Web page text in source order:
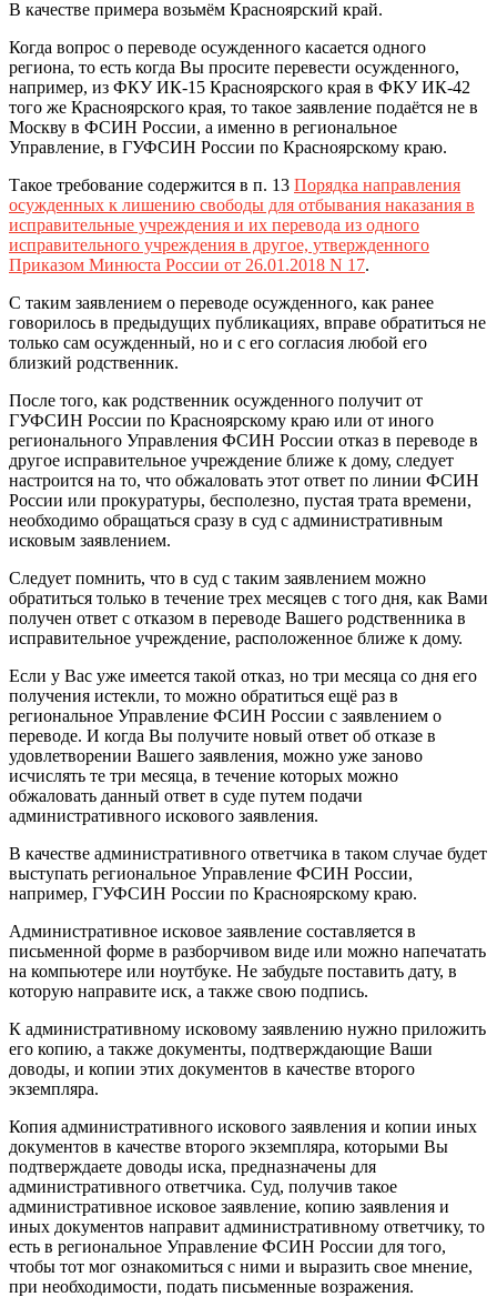
В качестве примера возьмём Красноярский край.
Когда вопрос о переводе осужденного касается одного
региона, то есть когда Вы просите перевести осужденного,
например, из ФКУ ИК-15 Красноярского края в ФКУ ИК-42
того же Красноярского края, то такое заявление подаётся не в
Москву в ФСИН России, а именно в региональное
Управление, в ГУФСИН России по Красноярскому краю.
Такое требование содержится в п. 13 Порядка направления
осужденных к лишению свободы для отбывания наказания в
исправительные учреждения и их перевода из одного
исправительного учреждения в другое, утвержденного
Приказом Минюста России от 26.01.2018 N 17.
С таким заявлением о переводе осужденного, как ранее
говорилось в предыдущих публикациях, вправе обратиться не
только сам осужденный, но и с его согласия любой его
близкий родственник.
После того, как родственник осужденного получит от
ГУФСИН России по Красноярскому краю или от иного
регионального Управления ФСИН России отказ в переводе в
другое исправительное учреждение ближе к дому, следует
настроится на то, что обжаловать этот ответ по линии ФСИН
России или прокуратуры, бесполезно, пустая трата времени,
необходимо обращаться сразу в суд с административным
исковым заявлением.
Следует помнить, что в суд с таким заявлением можно
обратиться только в течение трех месяцев с того дня, как Вами
получен ответ с отказом в переводе Вашего родственника в
исправительное учреждение, расположенное ближе к дому.
Если у Вас уже имеется такой отказ, но три месяца со дня его
получения истекли, то можно обратиться ещё раз в
региональное Управление ФСИН России с заявлением о
переводе. И когда Вы получите новый ответ об отказе в
удовлетворении Вашего заявления, можно уже заново
исчислять те три месяца, в течение которых можно
обжаловать данный ответ в суде путем подачи
административного искового заявления.
В качестве административного ответчика в таком случае будет
выступать региональное Управление ФСИН России,
например, ГУФСИН России по Красноярскому краю.
Административное исковое заявление составляется в
письменной форме в разборчивом виде или можно напечатать
на компьютере или ноутбуке. Не забудьте поставить дату, в
которую направите иск, а также свою подпись.
К административному исковому заявлению нужно приложить
его копию, а также документы, подтверждающие Ваши
доводы, и копии этих документов в качестве второго
экземпляра.
Копия административного искового заявления и копии иных
документов в качестве второго экземпляра, которыми Вы
подтверждаете доводы иска, предназначены для
административного ответчика. Суд, получив такое
административное исковое заявление, копию заявления и
иных документов направит административному ответчику, то
есть в региональное Управление ФСИН России для того,
чтобы тот мог ознакомиться с ними и выразить свое мнение,
при необходимости, подать письменные возражения.